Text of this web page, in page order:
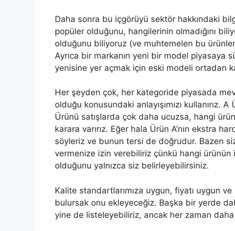
Daha sonra bu içgörüyü sektör hakkındaki
popüler olduğunu, hangilerinin olmadığını
olduğunu biliyoruz (ve muhtemelen bu
Ayrıca bir markanın yeni bir model piyasaya
yenisine yer açmak için eski modeli ortadan
Her şeyden çok, her kategoride piyasada
olduğu konusundaki anlayışımızı
Ürünü satışlarda çok daha ucuzsa, hangi
karara varırız. Eğer hala Ürün A’nın ekstra
söyleriz ve bunun tersi de doğrudur. Bazen
vermenize izin verebiliriz çünkü hangi ürünün
olduğunu yalnızca siz belirleyebilirsiniz.
Kalite standartlarımıza uygun, fiyatı uygun
bulursak onu ekleyeceğiz. Başka bir yerde
yine de listeleyebiliriz, ancak her zaman daha